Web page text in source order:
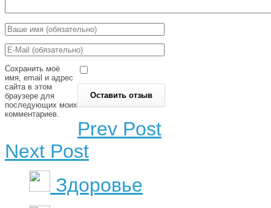
Сохранить моё
имя, email и адрес
сайта в этом
браузере для
последующих моих
комментариев.
Prev Post
Next Post
Здоровье